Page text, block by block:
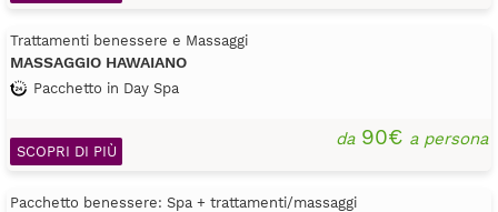
Trattamenti benessere e Massaggi
MASSAGGIO HAWAIANO
Pacchetto in Day Spa
da90€ a persona
SCOPRI DI PIÙ
Pacchetto benessere: Spa + trattamenti/massaggi